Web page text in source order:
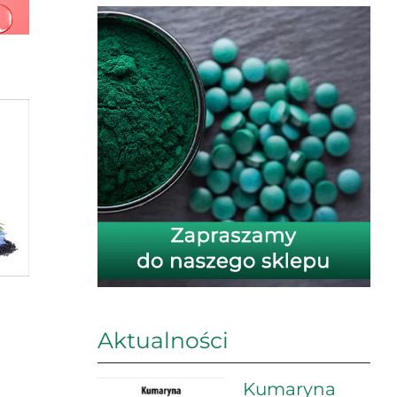
Aktualności
Kumaryna